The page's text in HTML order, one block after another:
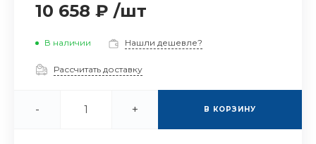
10 658 ₽ /шт
В наличии Нашли дешевле?
Рассчитать доставку
- + В КОРЗИНУ